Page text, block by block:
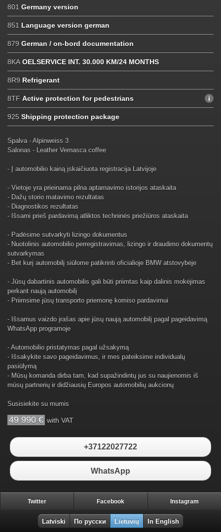
801 Germany version
851 Language version german
879 German / on-bord documentation
8KA OELSERVICE INT. 30.000 KM/24 MONTHS
8R9 Refrigerant
8TF Active protection for pedestrians
925 Shipping protection package
Spalva - Alpinweiss 3
Salonas - Leather Vernasca coffee
- Į automobilio kainą įskaičiuota registracija Latvijoje
- Vietoje yra prieinama pilna aptarnavimo istorijos ataskaita
- Dažų storio matavimo rezultatas
- Diagnostikos rezultatas
- Išsami prieš pardavimą atliktos techninės priežiūros ataskaita
- Padėsime sutvarkyti lizingo dokumentus
- Nuotolinis automobilio perregistravimas, lizingo ir draudimo dokumentų
sutvarkymas
- Bet kurį automobilį siūlome patikrinti oficialioje BMW atstovybėje
- Jūsų dabartinis automobilis gali būti priimtas kaip dalinis mokėjimas
perkant naują automobilį
- Priimsime jūsų transporto priemonę komiso pardavimui
- Išsamus vaizdo įrašas apie jūsų naują automobilį pagal pageidavimą
WhatsApp programoje
- Automobilio pristatymas pagal užsakymą
- Išsakykite savo pageidavimus, ir mes pateiksime individualų
pasiūlymą
- Mūsų komanda dirba tam, kad supažindintų jus su naujienomis iš
mūsų partnerių ir didžiausių Europos automobilių aukcionų
Susisiekite su mumis
49 990 € with VAT
+37122027722
WhatsApp
Twitter Facebook Instagram
Latviski По русски Lietuvių In English